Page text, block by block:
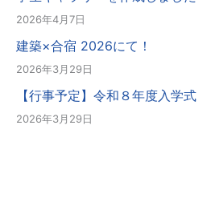
2026年4月7日
建築×合宿 2026にて！
2026年3月29日
【行事予定】令和８年度入学式
2026年3月29日